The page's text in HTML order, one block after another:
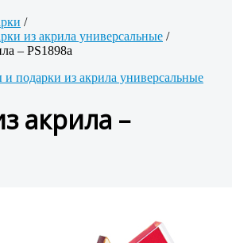
/
из акрила универсальные /
– PS1898a
подарки из акрила универсальные
акрила –